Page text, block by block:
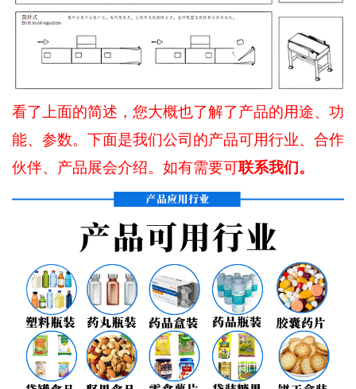
看了上面的简述，您大概也了解了产品的用途、功
能、参数。下面是我们公司的产品可用行业、合作
伙伴、产品展会介绍。如有需要可联系我们。